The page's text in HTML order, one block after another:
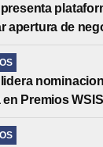
apertura de
en Premios